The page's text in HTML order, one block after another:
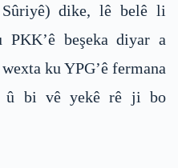
dike, lê belê li
PKK’ê beşeka diyar a
ku YPG’ê fermana
û bi vê yekê rê ji bo